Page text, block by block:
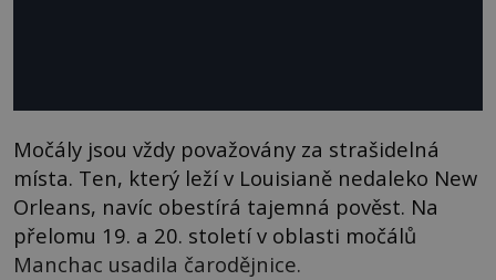
Močály jsou vždy považovány za strašidelná
místa. Ten, který leží v Louisianě nedaleko New
Orleans, navíc obestírá tajemná pověst. Na
přelomu 19. a 20. století v oblasti močálů
Manchac usadila čarodějnice.